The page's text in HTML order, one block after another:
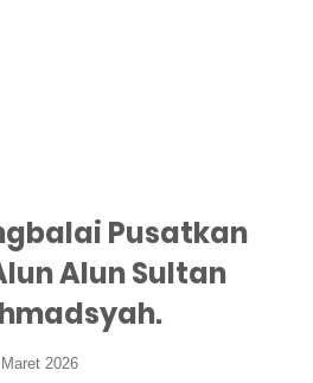
Pusatkan
Alun Sultan
2026